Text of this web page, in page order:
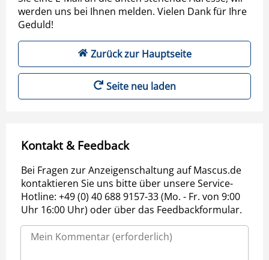
werden uns bei Ihnen melden. Vielen Dank für Ihre
Geduld!
Zurück zur Hauptseite
Seite neu laden
Kontakt & Feedback
Bei Fragen zur Anzeigenschaltung auf Mascus.de
kontaktieren Sie uns bitte über unsere Service-
Hotline: +49 (0) 40 688 9157-33 (Mo. - Fr. von 9:00
Uhr 16:00 Uhr) oder über das Feedbackformular.